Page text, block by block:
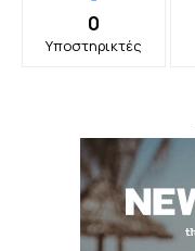
0
Υποστηρικτές